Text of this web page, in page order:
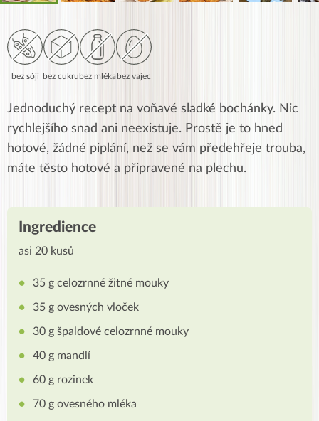
bez sóji bez cukrubez mlékabez vajec
Jednoduchý recept na voňavé sladké bochánky. Nic
rychlejšího snad ani neexistuje. Prostě je to hned
hotové, žádné piplání, než se vám předehřeje trouba,
máte těsto hotové a připravené na plechu.
Ingredience
asi 20 kusů
35 g celozrnné žitné mouky
35 g ovesných vloček
30 g špaldové celozrnné mouky
40 g mandlí
60 g rozinek
70 g ovesného mléka